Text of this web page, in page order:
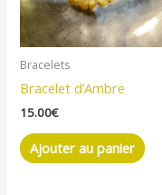
Bracelets
Bracelet d’Ambre
15.00€
Ajouter au panier